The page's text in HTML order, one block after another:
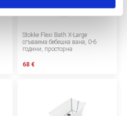
Stokke Flexi Bath X-Large
сгъваема бебешка вана, 0-6
години, просторна
68 €